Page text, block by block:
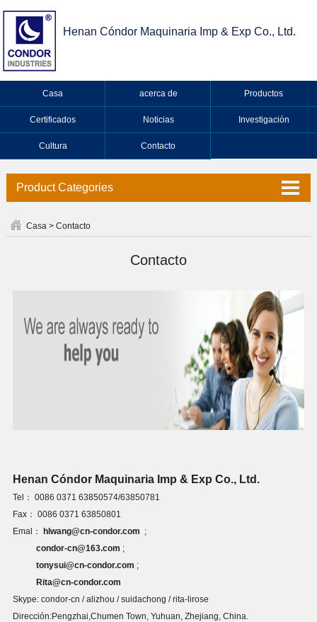
Henan Cóndor Maquinaria Imp & Exp Co., Ltd.
Casa acerca de Productos
Certificados Noticias Investigación
Cultura Contacto
Product Categories
Casa> Contacto
Contacto
Henan Cóndor Maquinaria Imp & Exp Co., Ltd.
Tel： 0086 0371 63850574/63850781
Fax： 0086 0371 63850801
Emal：
hlwang@cn-condor.com ;
condor-cn@163.com ;
tonysui@cn-condor.com ;
Rita@cn-condor.com
Skype: condor-cn / alizhou / suidachong / rita-lirose
Dirección:Pengzhai,Chumen Town, Yuhuan, Zhejiang, China.